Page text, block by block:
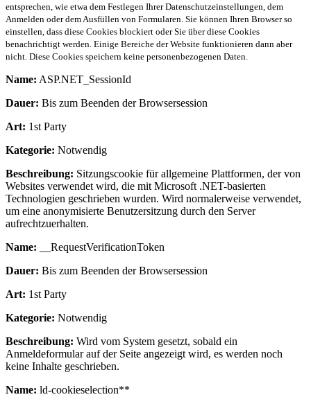
entsprechen, wie etwa dem Festlegen Ihrer Datenschutzeinstellungen, dem
Anmelden oder dem Ausfüllen von Formularen. Sie können Ihren Browser so
einstellen, dass diese Cookies blockiert oder Sie über diese Cookies
benachrichtigt werden. Einige Bereiche der Website funktionieren dann aber
nicht. Diese Cookies speichern keine personenbezogenen Daten.
Name: ASP.NET_SessionId
Dauer: Bis zum Beenden der Browsersession
Art: 1st Party
Kategorie: Notwendig
Beschreibung: Sitzungscookie für allgemeine Plattformen, der von
Websites verwendet wird, die mit Microsoft .NET-basierten
Technologien geschrieben wurden. Wird normalerweise verwendet,
um eine anonymisierte Benutzersitzung durch den Server
aufrechtzuerhalten.
Name: __RequestVerificationToken
Dauer: Bis zum Beenden der Browsersession
Art: 1st Party
Kategorie: Notwendig
Beschreibung: Wird vom System gesetzt, sobald ein
Anmeldeformular auf der Seite angezeigt wird, es werden noch
keine Inhalte geschrieben.
Name: ld-cookieselection**